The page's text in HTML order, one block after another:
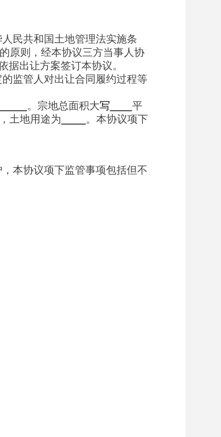
民共和国土地管理法实施条
原则， 经本协议三方当事人协
据出让方案签订本协议。
监管人对出让合同履约过程等
。宗地总面积大写
平
土地用途为 。 本协议项下
本协议项下监管事项包括但不